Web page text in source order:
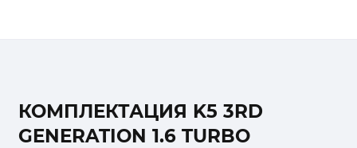
КОМПЛЕКТАЦИЯ K5 3RD
GENERATION 1.6 TURBO